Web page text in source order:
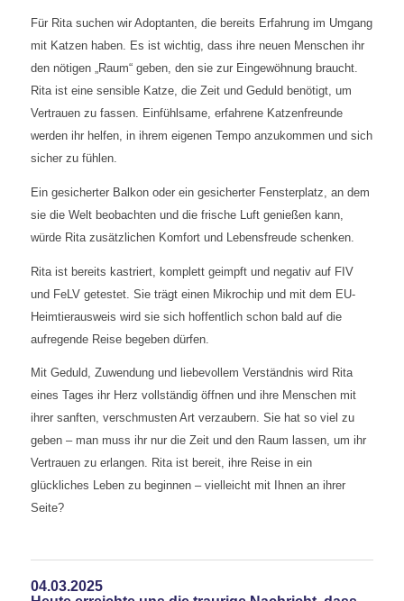
Für Rita suchen wir Adoptanten, die bereits Erfahrung im Umgang
mit Katzen haben. Es ist wichtig, dass ihre neuen Menschen ihr
den nötigen „Raum“ geben, den sie zur Eingewöhnung braucht.
Rita ist eine sensible Katze, die Zeit und Geduld benötigt, um
Vertrauen zu fassen. Einfühlsame, erfahrene Katzenfreunde
werden ihr helfen, in ihrem eigenen Tempo anzukommen und sich
sicher zu fühlen.
Ein gesicherter Balkon oder ein gesicherter Fensterplatz, an dem
sie die Welt beobachten und die frische Luft genießen kann,
würde Rita zusätzlichen Komfort und Lebensfreude schenken.
Rita ist bereits kastriert, komplett geimpft und negativ auf FIV
und FeLV getestet. Sie trägt einen Mikrochip und mit dem EU-
Heimtierausweis wird sie sich hoffentlich schon bald auf die
aufregende Reise begeben dürfen.
Mit Geduld, Zuwendung und liebevollem Verständnis wird Rita
eines Tages ihr Herz vollständig öffnen und ihre Menschen mit
ihrer sanften, verschmusten Art verzaubern. Sie hat so viel zu
geben – man muss ihr nur die Zeit und den Raum lassen, um ihr
Vertrauen zu erlangen. Rita ist bereit, ihre Reise in ein
glückliches Leben zu beginnen – vielleicht mit Ihnen an ihrer
Seite?
04.03.2025